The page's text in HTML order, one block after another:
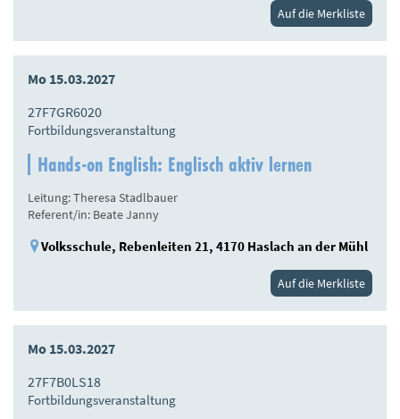
Auf die Merkliste
Mo 15.03.2027
27F7GR6020
Fortbildungsveranstaltung
Hands-on English: Englisch aktiv lernen
Leitung: Theresa Stadlbauer
Referent/in: Beate Janny
Volksschule, Rebenleiten 21, 4170 Haslach an der Mühl
Auf die Merkliste
Mo 15.03.2027
27F7B0LS18
Fortbildungsveranstaltung